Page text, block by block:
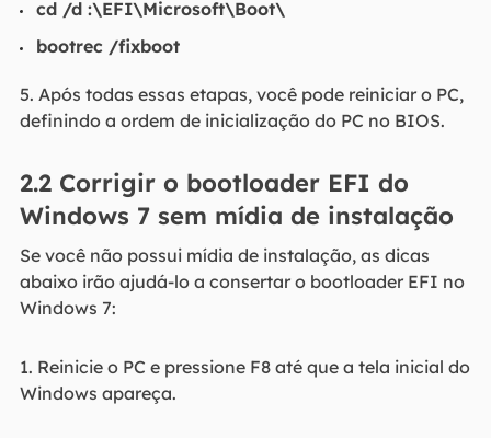
cd /d :\EFI\Microsoft\Boot\
bootrec /fixboot
5. Após todas essas etapas, você pode reiniciar o PC,
definindo a ordem de inicialização do PC no BIOS.
2.2 Corrigir o bootloader EFI do
Windows 7 sem mídia de instalação
Se você não possui mídia de instalação, as dicas
abaixo irão ajudá-lo a consertar o bootloader EFI no
Windows 7:
1. Reinicie o PC e pressione F8 até que a tela inicial do
Windows apareça.